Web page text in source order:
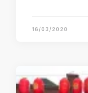
16/03/2020